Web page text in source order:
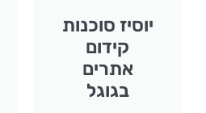
יוסיז סוכנות
קידום
אתרים
בגוגל